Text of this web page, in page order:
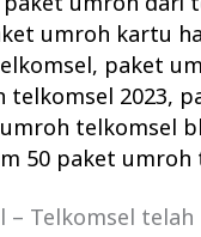
umroh kartu
, paket
telkomsel 2023,
telkomsel
50 paket umroh
– Telkomsel